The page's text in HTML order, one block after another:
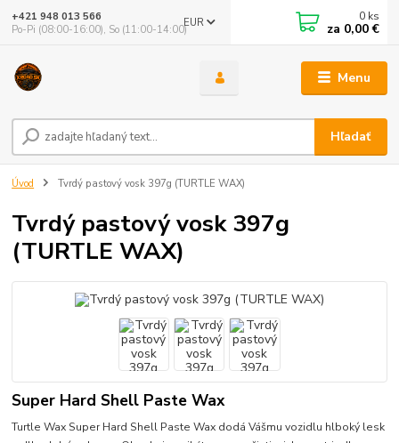
Menu
EUR
Hľadať
+421 948 013 566
Po-Pi (08:00-16:00), So (11:00-14:00)
0 ks
za 0,00 €
Úvod Tvrdý pastový vosk 397g (TURTLE WAX)
Tvrdý pastový vosk 397g
(TURTLE WAX)
Super Hard Shell Paste Wax
Turtle Wax Super Hard Shell Paste Wax dodá Vášmu vozidlu hlboký lesk